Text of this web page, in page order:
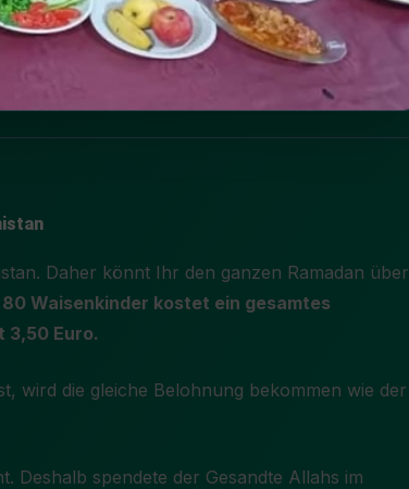
Daher könnt Ihr den ganzen Ramadan über
80 Waisenkinder kostet ein gesamtes
3,50 Euro.
Deshalb spendete der Gesandte Allahs im